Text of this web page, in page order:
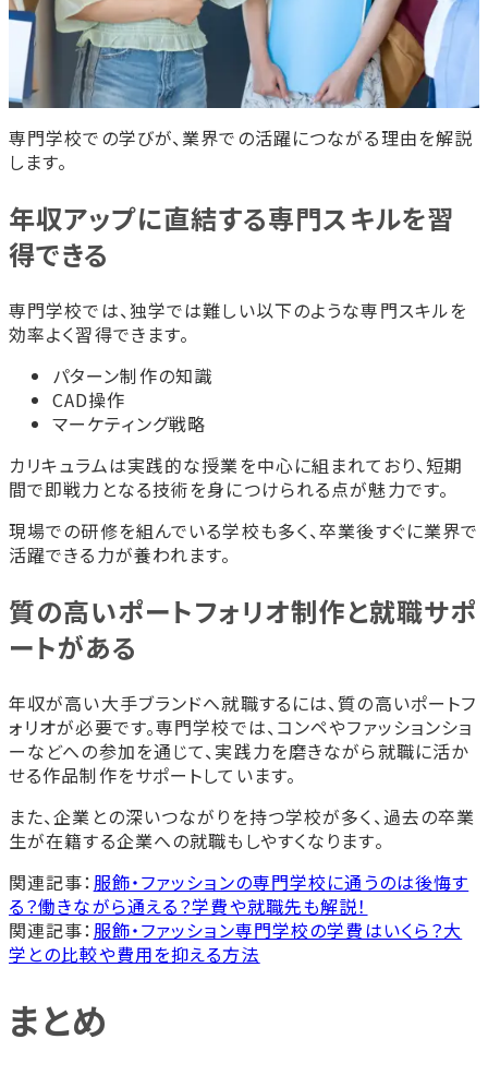
専門学校での学びが、業界での活躍につながる理由を解説
します。
年収アップに直結する専門スキルを習
得できる
専門学校では、独学では難しい以下のような専門スキルを
効率よく習得できます。
パターン制作の知識
CAD操作
マーケティング戦略
カリキュラムは実践的な授業を中心に組まれており、短期
間で即戦力となる技術を身につけられる点が魅力です。
現場での研修を組んでいる学校も多く、卒業後すぐに業界で
活躍できる力が養われます。
質の高いポートフォリオ制作と就職サポ
ートがある
年収が高い大手ブランドへ就職するには、質の高いポートフ
ォリオが必要です。専門学校では、コンペやファッションショ
ーなどへの参加を通じて、実践力を磨きながら就職に活か
せる作品制作をサポートしています。
また、企業との深いつながりを持つ学校が多く、過去の卒業
生が在籍する企業への就職もしやすくなります。
関連記事：服飾・ファッションの専門学校に通うのは後悔す
る？働きながら通える？学費や就職先も解説！
関連記事：服飾・ファッション専門学校の学費はいくら？大
学との比較や費用を抑える方法
まとめ